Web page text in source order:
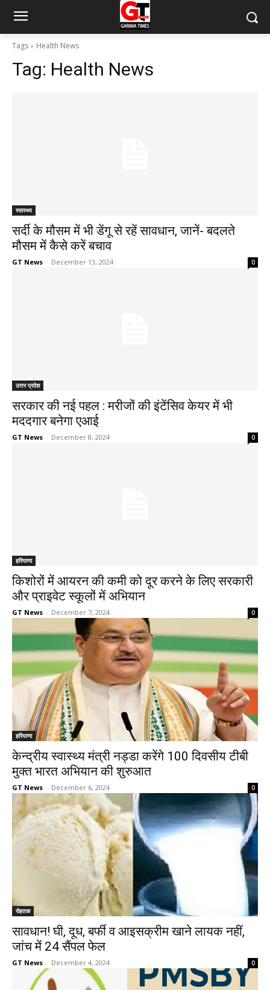
Tags Health News
Tag: Health News
स्वास्थ्य
सर्दी के मौसम में भी डेंगू से रहें सावधान, जानें- बदलते
मौसम में कैसे करें बचाव
GT News - December 13, 2024 0
उत्तर प्रदेश
सरकार की नई पहल : मरीजों की इंटेंसिव केयर में भी
मददगार बनेगा एआई
GT News - December 8, 2024 0
हरियाणा
किशोरों में आयरन की कमी को दूर करने के लिए सरकारी
और प्राइवेट स्कूलों में अभियान
GT News - December 7, 2024 0
हरियाणा
केन्द्रीय स्वास्थ्य मंत्री नड्डा करेंगे 100 दिवसीय टीबी
मुक्त भारत अभियान की शुरुआत
GT News - December 6, 2024 0
रोहतक
सावधान! घी, दूध, बर्फी व आइसक्रीम खाने लायक नहीं,
जांच में 24 सैंपल फेल
GT News - December 4, 2024 0